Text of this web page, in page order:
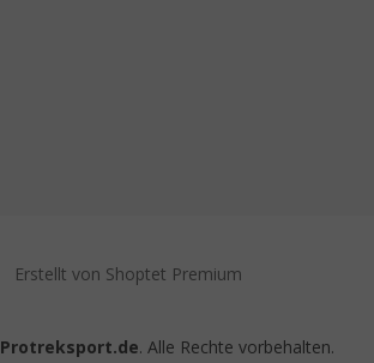
Erstellt von Shoptet Premium
Protreksport.de. Alle Rechte vorbehalten.